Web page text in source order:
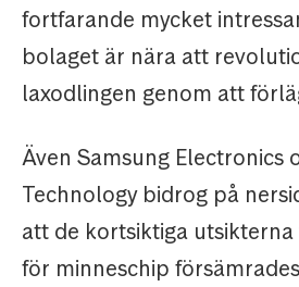
fortfarande mycket
bolaget är nära att
laxodlingen genom att
Även Samsung Electronics
Technology bidrog på
att de kortsiktiga
för minneschip